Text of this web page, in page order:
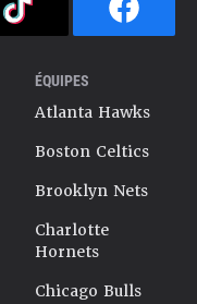
ÉQUIPES
Atlanta Hawks
Boston Celtics
Brooklyn Nets
Charlotte
Hornets
Chicago Bulls